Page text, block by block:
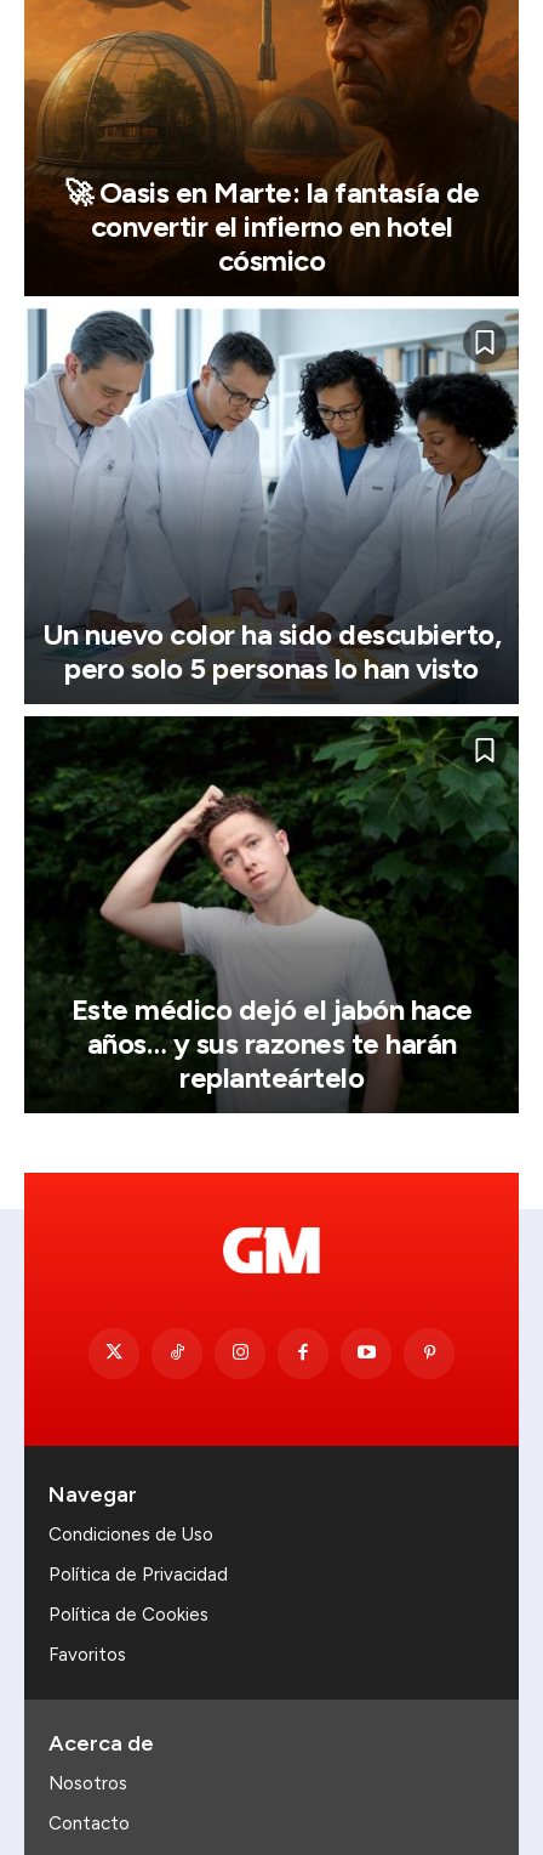
🚀 Oasis en Marte: la fantasía de
convertir el infierno en hotel
cósmico
Un nuevo color ha sido descubierto,
pero solo 5 personas lo han visto
Este médico dejó el jabón hace
años… y sus razones te harán
replanteártelo
Navegar
Condiciones de Uso
Política de Privacidad
Política de Cookies
Favoritos
Acerca de
Nosotros
Contacto